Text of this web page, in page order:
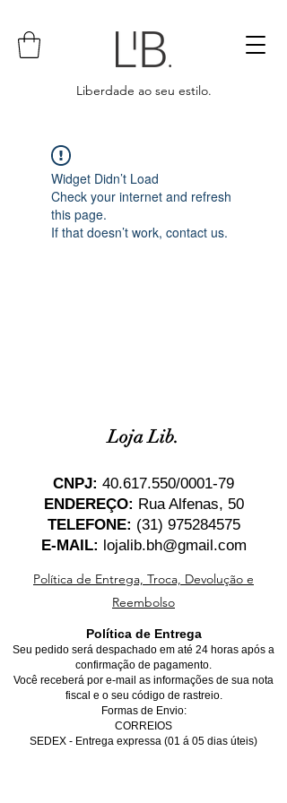
Liberdade ao seu estilo.
Widget Didn’t Load
Check your internet and refresh
this page.
If that doesn’t work, contact us.
Loja Lib.
CNPJ: 40.617.550/0001-79
ENDEREÇO: Rua Alfenas, 50
TELEFONE: (31) 975284575
E-MAIL: lojalib.bh@gmail.com
Política de Entrega, Troca, Devolução e
Reembolso
Política de Entrega
Seu pedido será despachado em até 24 horas após a
confirmação de pagamento.
Você receberá por e-mail as informações de sua nota
fiscal e o seu código de rastreio.
Formas de Envio:
CORREIOS
SEDEX - Entrega expressa (01 á 05 dias úteis)